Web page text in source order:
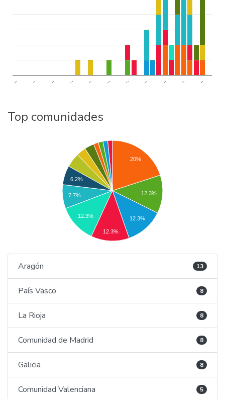
.. .. .. .. .. .. .. .. .. .. ..
Top comunidades
20%
12.3%
12.3%
6.2%
7.7%
12.3%
12.3%
Aragón 13
País Vasco 8
La Rioja 8
Comunidad de Madrid 8
Galicia 8
Comunidad Valenciana 5